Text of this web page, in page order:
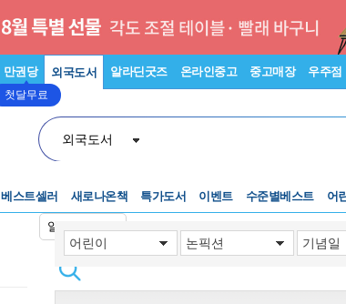
만권당
첫달무료
외국도서 알라딘굿즈 온라인중고 중고매장 우주점
외국도서
일본어입력기
베스트셀러 새로나온책 특가도서 이벤트
수준별베스트
수준별베스트
어